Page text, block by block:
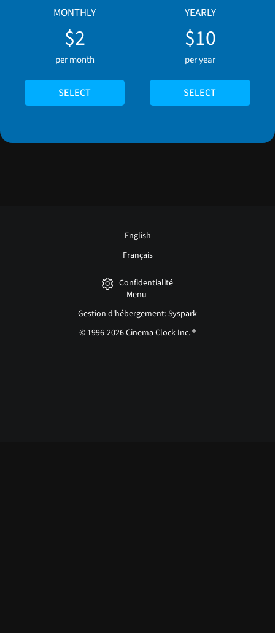
MONTHLY
$2
per month
SELECT
YEARLY
$10
per year
SELECT
English
Français
Confidentialité
Menu
Gestion d'hébergement: Syspark
© 1996-2026 Cinema Clock Inc. ®